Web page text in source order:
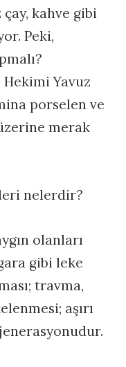
kahve gibi
Peki,
Yavuz
porselen ve
merak
nelerdir?
olanları
gibi leke
travma,
aşırı